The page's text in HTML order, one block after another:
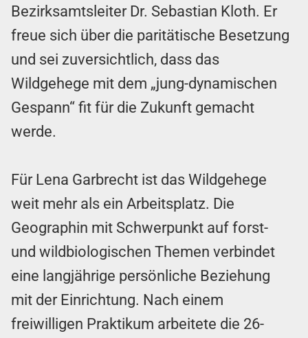
Bezirksamtsleiter Dr. Sebastian Kloth. Er
freue sich über die paritätische Besetzung
und sei zuversichtlich, dass das
Wildgehege mit dem „jung-dynamischen
Gespann“ fit für die Zukunft gemacht
werde.
Für Lena Garbrecht ist das Wildgehege
weit mehr als ein Arbeitsplatz. Die
Geographin mit Schwerpunkt auf forst-
und wildbiologischen Themen verbindet
eine langjährige persönliche Beziehung
mit der Einrichtung. Nach einem
freiwilligen Praktikum arbeitete die 26-